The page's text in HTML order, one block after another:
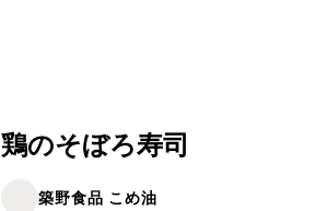
鶏のそぼろ寿司
築野食品 こめ油